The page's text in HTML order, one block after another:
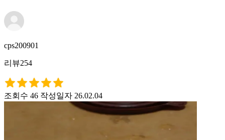
cps200901
리뷰254
조회수 46 작성일자 26.02.04